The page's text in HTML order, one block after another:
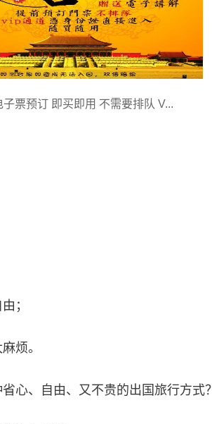
子票预订 即买即用 不需要排队 V...
；
烦。
心、自由、又不贵的出国旅行方式？